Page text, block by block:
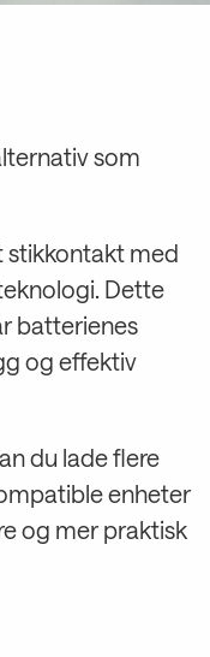
som
stikkontakt med
Dette
batterienes
og effektiv
du lade flere
enheter
og mer praktisk